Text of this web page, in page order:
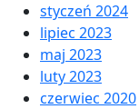
styczeń 2024
lipiec 2023
maj 2023
luty 2023
czerwiec 2020